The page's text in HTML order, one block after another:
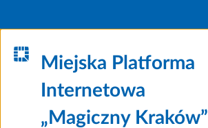
Miejska Platforma
Internetowa
„Magiczny Kraków”